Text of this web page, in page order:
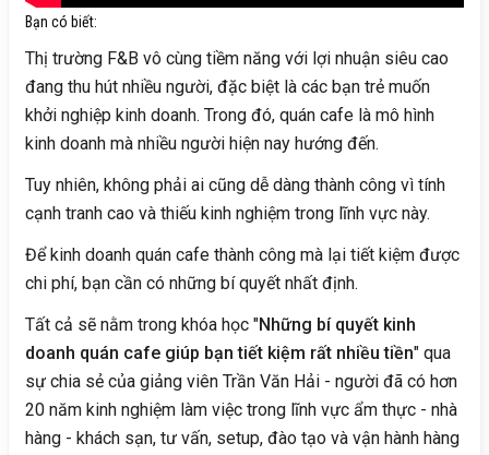
Bạn có biết:
Thị trường F&B vô cùng tiềm năng với lợi nhuận siêu cao
đang thu hút nhiều người, đặc biệt là các bạn trẻ muốn
khởi nghiệp kinh doanh. Trong đó, quán cafe là mô hình
kinh doanh mà nhiều người hiện nay hướng đến.
Tuy nhiên, không phải ai cũng dễ dàng thành công vì tính
cạnh tranh cao và thiếu kinh nghiệm trong lĩnh vực này.
Để kinh doanh quán cafe thành công mà lại tiết kiệm được
chi phí, bạn cần có những bí quyết nhất định.
Tất cả sẽ nằm trong khóa học "Những bí quyết kinh
doanh quán cafe giúp bạn tiết kiệm rất nhiều tiền" qua
sự chia sẻ của giảng viên Trần Văn Hải - người đã có hơn
20 năm kinh nghiệm làm việc trong lĩnh vực ẩm thực - nhà
hàng - khách sạn, tư vấn, setup, đào tạo và vận hành hàng